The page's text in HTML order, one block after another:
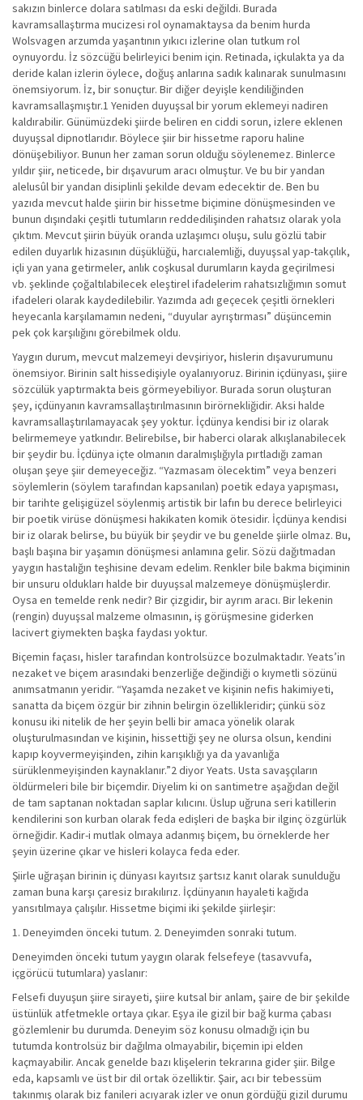
sakızın binlerce dolara satılması da eski değildi. Burada
kavramsallaştırma mucizesi rol oynamaktaysa da benim hurda
Wolsvagen arzumda yaşantının yıkıcı izlerine olan tutkum rol
oynuyordu. İz sözcüğü belirleyici benim için. Retinada, içkulakta ya da
deride kalan izlerin öylece, doğuş anlarına sadık kalınarak sunulmasını
önemsiyorum. İz, bir sonuçtur. Bir diğer deyişle kendiliğinden
kavramsallaşmıştır.1 Yeniden duyuşsal bir yorum eklemeyi nadiren
kaldırabilir. Günümüzdeki şiirde beliren en ciddi sorun, izlere eklenen
duyuşsal dipnotlarıdır. Böylece şiir bir hissetme raporu haline
dönüşebiliyor. Bunun her zaman sorun olduğu söylenemez. Binlerce
yıldır şiir, neticede, bir dışavurum aracı olmuştur. Ve bu bir yandan
alelusûl bir yandan disiplinli şekilde devam edecektir de. Ben bu
yazıda mevcut halde şiirin bir hissetme biçimine dönüşmesinden ve
bunun dışındaki çeşitli tutumların reddedilişinden rahatsız olarak yola
çıktım. Mevcut şiirin büyük oranda uzlaşımcı oluşu, sulu gözlü tabir
edilen duyarlık hizasının düşüklüğü, harcıalemliği, duyuşsal yap-takçılık,
içli yan yana getirmeler, anlık coşkusal durumların kayda geçirilmesi
vb. şeklinde çoğaltılabilecek eleştirel ifadelerim rahatsızlığımın somut
ifadeleri olarak kaydedilebilir. Yazımda adı geçecek çeşitli örnekleri
heyecanla karşılamamın nedeni, “duyular ayrıştırması” düşüncemin
pek çok karşılığını görebilmek oldu.
Yaygın durum, mevcut malzemeyi devşiriyor, hislerin dışavurumunu
önemsiyor. Birinin salt hissedişiyle oyalanıyoruz. Birinin içdünyası, şiire
sözcülük yaptırmakta beis görmeyebiliyor. Burada sorun oluşturan
şey, içdünyanın kavramsallaştırılmasının birörnekliğidir. Aksi halde
kavramsallaştırılamayacak şey yoktur. İçdünya kendisi bir iz olarak
belirmemeye yatkındır. Belirebilse, bir haberci olarak alkışlanabilecek
bir şeydir bu. İçdünya içte olmanın daralmışlığıyla pırtladığı zaman
oluşan şeye şiir demeyeceğiz. “Yazmasam ölecektim” veya benzeri
söylemlerin (söylem tarafından kapsanılan) poetik edaya yapışması,
bir tarihte gelişigüzel söylenmiş artistik bir lafın bu derece belirleyici
bir poetik virüse dönüşmesi hakikaten komik ötesidir. İçdünya kendisi
bir iz olarak belirse, bu büyük bir şeydir ve bu genelde şiirle olmaz. Bu,
başlı başına bir yaşamın dönüşmesi anlamına gelir. Sözü dağıtmadan
yaygın hastalığın teşhisine devam edelim. Renkler bile bakma biçiminin
bir unsuru oldukları halde bir duyuşsal malzemeye dönüşmüşlerdir.
Oysa en temelde renk nedir? Bir çizgidir, bir ayrım aracı. Bir lekenin
(rengin) duyuşsal malzeme olmasının, iş görüşmesine giderken
lacivert giymekten başka faydası yoktur.
Biçemin façası, hisler tarafından kontrolsüzce bozulmaktadır. Yeats’in
nezaket ve biçem arasındaki benzerliğe değindiği o kıymetli sözünü
anımsatmanın yeridir. “Yaşamda nezaket ve kişinin nefis hakimiyeti,
sanatta da biçem özgür bir zihnin belirgin özellikleridir; çünkü söz
konusu iki nitelik de her şeyin belli bir amaca yönelik olarak
oluşturulmasından ve kişinin, hissettiği şey ne olursa olsun, kendini
kapıp koyvermeyişinden, zihin karışıklığı ya da yavanlığa
sürüklenmeyişinden kaynaklanır.”2 diyor Yeats. Usta savaşçıların
öldürmeleri bile bir biçemdir. Diyelim ki on santimetre aşağıdan değil
de tam saptanan noktadan saplar kılıcını. Üslup uğruna seri katillerin
kendilerini son kurban olarak feda edişleri de başka bir ilginç özgürlük
örneğidir. Kadir-i mutlak olmaya adanmış biçem, bu örneklerde her
şeyin üzerine çıkar ve hisleri kolayca feda eder.
Şiirle uğraşan birinin iç dünyası kayıtsız şartsız kanıt olarak sunulduğu
zaman buna karşı çaresiz bırakılırız. İçdünyanın hayaleti kağıda
yansıtılmaya çalışılır. Hissetme biçimi iki şekilde şiirleşir:
1. Deneyimden önceki tutum. 2. Deneyimden sonraki tutum.
Deneyimden önceki tutum yaygın olarak felsefeye (tasavvufa,
içgörücü tutumlara) yaslanır:
Felsefi duyuşun şiire sirayeti, şiire kutsal bir anlam, şaire de bir şekilde
üstünlük atfetmekle ortaya çıkar. Eşya ile gizil bir bağ kurma çabası
gözlemlenir bu durumda. Deneyim söz konusu olmadığı için bu
tutumda kontrolsüz bir dağılma olmayabilir, biçemin ipi elden
kaçmayabilir. Ancak genelde bazı klişelerin tekrarına gider şiir. Bilge
eda, kapsamlı ve üst bir dil ortak özelliktir. Şair, acı bir tebessüm
takınmış olarak biz fanileri acıyarak izler ve onun gördüğü gizil durumu